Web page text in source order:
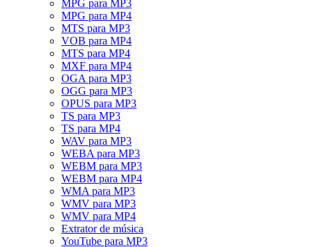
MPG para MP3
MPG para MP4
MTS para MP3
VOB para MP4
MTS para MP4
MXF para MP4
OGA para MP3
OGG para MP3
OPUS para MP3
TS para MP3
TS para MP4
WAV para MP3
WEBA para MP3
WEBM para MP3
WEBM para MP4
WMA para MP3
WMV para MP3
WMV para MP4
Extrator de música
YouTube para MP3